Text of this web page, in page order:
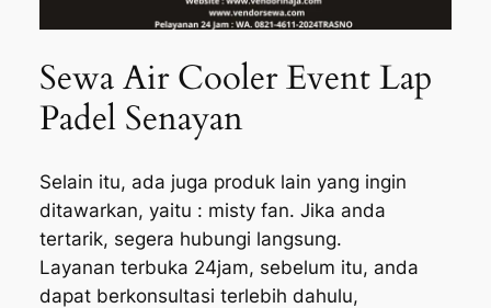
Sewa Air Cooler Event Lap
Padel Senayan
Selain itu, ada juga produk lain yang ingin
ditawarkan, yaitu : misty fan. Jika anda
tertarik, segera hubungi langsung.
Layanan terbuka 24jam, sebelum itu, anda
dapat berkonsultasi terlebih dahulu,